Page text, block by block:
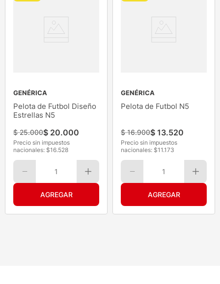
GENÉRICA
Pelota de Futbol Diseño
Estrellas N5
$ 25.000$ 20.000
Precio sin impuestos
nacionales: $16.528
1
GENÉRICA
Pelota de Futbol N5
$ 16.900$ 13.520
Precio sin impuestos
nacionales: $11.173
1